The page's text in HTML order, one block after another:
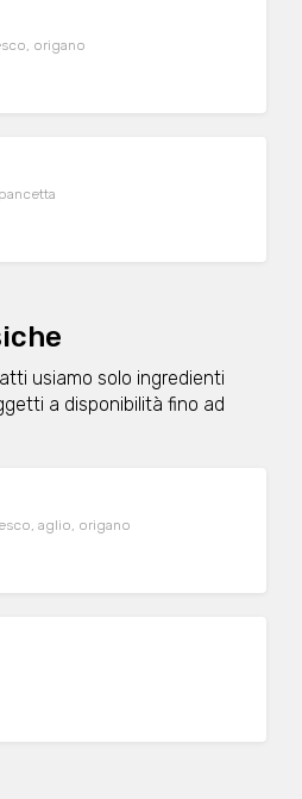
origano
usiamo solo ingredienti
a disponibilità fino ad
aglio, origano